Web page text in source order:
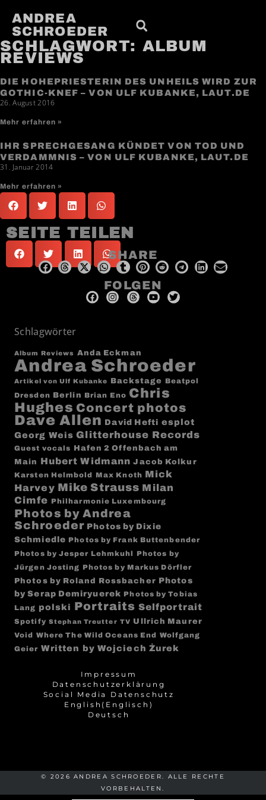
ANDREA
SCHROEDER
SCHLAGWORT: ALBUM
REVIEWS
DIE HOHEPRIESTERIN DES UNHEILS WIRD ZUR
GOTHIC-KNEF – VON ULF KUBANKE, LAUT.DE
26. August 2016
Mehr erfahren »
IHR SPRECHGESANG KÜNDET VON TOD UND
VERDAMMNIS – VON ULF KUBANKE, LAUT.DE
31. Januar 2014
Mehr erfahren »
SEITE TEILEN
SHARE
FOLGEN
Schlagwörter
Album Reviews Anda Eckman
Andrea Schroeder
Artikel von Ulf Kubanke Backstage
Beatpol
Dresden Berlin Brian Eno Chris
Hughes Concert photos
Dave Allen David Hefti esplot
Georg Weis Glitterhouse Records
Guest vocals Hafen 2 Offenbach am
Main Hubert Widmann Jacob Kolkur
Karsten Helmbold Max Knoth Mick
Harvey Mike Strauss Milan
Cimfe Philharmonie Luxembourg
Photos by Andrea
Schroeder Photos by Dixie
Schmiedle Photos by Frank Buttenbender
Photos by Jesper Lehmkuhl
Photos by
Jürgen Josting Photos by Markus Dörfler
Photos by Roland Rossbacher Photos
by Serap Demiryuerek Photos by Tobias
Lang polski Portraits Selfportrait
Spotify Stephan Treutter TV Ullrich Maurer
Void Where The Wild Oceans End Wolfgang
Geier Written by Wojciech Żurek
Impressum
Datenschutzerklärung
Social Media Datenschutz
English ( Englisch )
Deutsch
© 2026 ANDREA SCHROEDER. ALLE RECHTE
VORBEHALTEN.